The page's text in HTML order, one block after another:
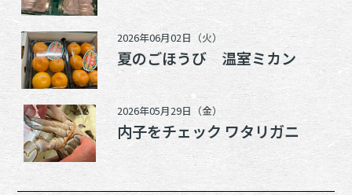
2026年06月02日（火）
夏のごほうび 温室ミカン
2026年05月29日（金）
内子をチェック ワタリガニ